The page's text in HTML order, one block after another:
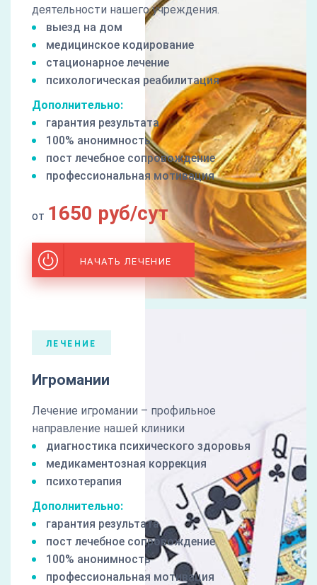
деятельности нашего учреждения.
выезд на дом
медицинское кодирование
стационарное лечение
психологическая реабилитация
Дополнительно:
гарантия результата
100% анонимность
пост лечебное сопровождение
профессиональная мотивация
от 1650 руб/сут
НАЧАТЬ ЛЕЧЕНИЕ
ЛЕЧЕНИЕ
Игромании
Лечение игромании – профильное
направление нашей клиники
диагностика психического здоровья
медикаментозная коррекция
психотерапия
Дополнительно:
гарантия результата
пост лечебное сопровождение
100% анонимность
профессиональная мотивация